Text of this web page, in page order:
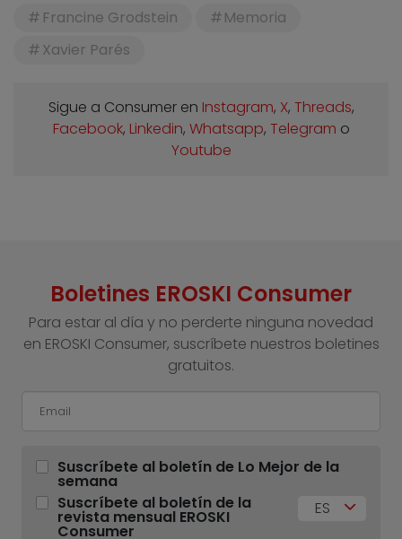
Francine Grodstein
Memoria
Xavier Parés
Sigue a Consumer en Instagram, X, Threads,
Facebook, Linkedin, Whatsapp, Telegram o
Youtube
Boletines EROSKI Consumer
Para estar al día y no perderte ninguna novedad
en EROSKI Consumer, suscríbete nuestros boletines
gratuitos.
Suscríbete al boletín de Lo Mejor de la
semana
Suscríbete al boletín de la
revista mensual EROSKI
Consumer
ES